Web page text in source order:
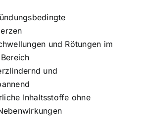
und Rötungen im
und
Inhaltsstoffe ohne